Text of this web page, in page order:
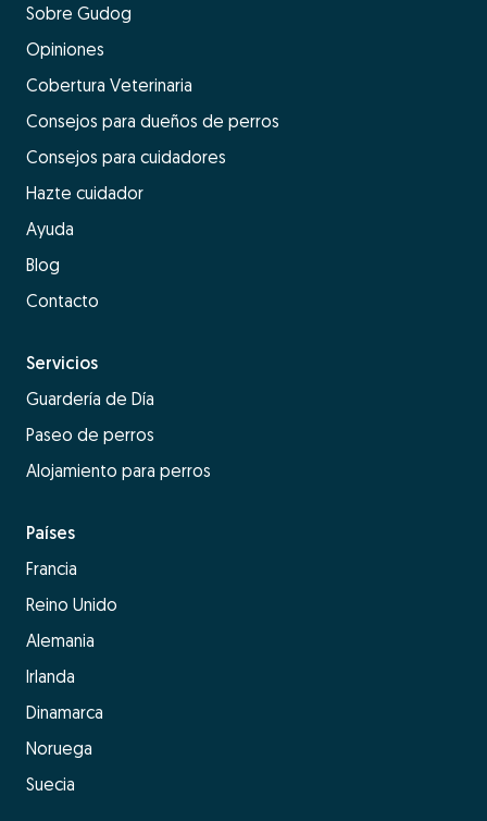
Sobre Gudog
Opiniones
Cobertura Veterinaria
Consejos para dueños de perros
Consejos para cuidadores
Hazte cuidador
Ayuda
Blog
Contacto
Servicios
Guardería de Día
Paseo de perros
Alojamiento para perros
Países
Francia
Reino Unido
Alemania
Irlanda
Dinamarca
Noruega
Suecia